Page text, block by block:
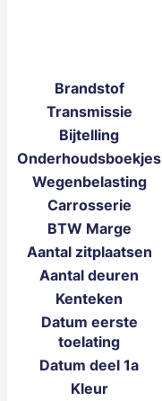
Brandstof
Transmissie
Bijtelling
Onderhoudsboekjes
Wegenbelasting
Carrosserie
BTW Marge
Aantal zitplaatsen
Aantal deuren
Kenteken
Datum eerste
toelating
Datum deel 1a
Kleur